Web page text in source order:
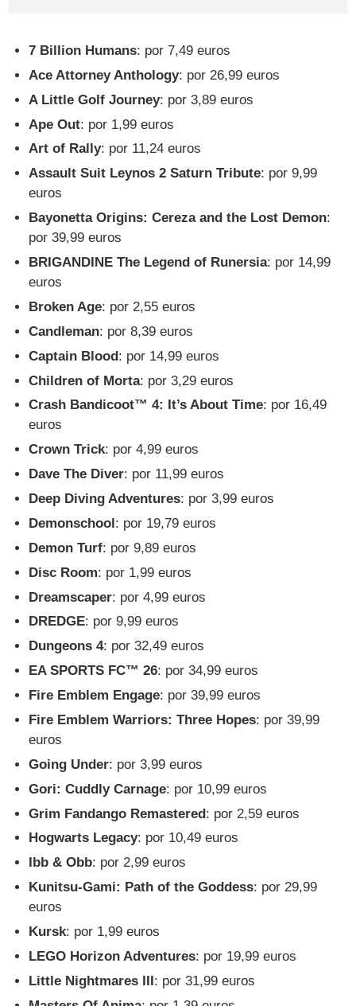
7 Billion Humans: por 7,49 euros
Ace Attorney Anthology: por 26,99 euros
A Little Golf Journey: por 3,89 euros
Ape Out: por 1,99 euros
Art of Rally: por 11,24 euros
Assault Suit Leynos 2 Saturn Tribute: por 9,99
euros
Bayonetta Origins: Cereza and the Lost Demon:
por 39,99 euros
BRIGANDINE The Legend of Runersia: por 14,99
euros
Broken Age: por 2,55 euros
Candleman: por 8,39 euros
Captain Blood: por 14,99 euros
Children of Morta: por 3,29 euros
Crash Bandicoot™ 4: It’s About Time: por 16,49
euros
Crown Trick: por 4,99 euros
Dave The Diver: por 11,99 euros
Deep Diving Adventures: por 3,99 euros
Demonschool: por 19,79 euros
Demon Turf: por 9,89 euros
Disc Room: por 1,99 euros
Dreamscaper: por 4,99 euros
DREDGE: por 9,99 euros
Dungeons 4: por 32,49 euros
EA SPORTS FC™ 26: por 34,99 euros
Fire Emblem Engage: por 39,99 euros
Fire Emblem Warriors: Three Hopes: por 39,99
euros
Going Under: por 3,99 euros
Gori: Cuddly Carnage: por 10,99 euros
Grim Fandango Remastered: por 2,59 euros
Hogwarts Legacy: por 10,49 euros
Ibb & Obb: por 2,99 euros
Kunitsu-Gami: Path of the Goddess: por 29,99
euros
Kursk: por 1,99 euros
LEGO Horizon Adventures: por 19,99 euros
Little Nightmares III: por 31,99 euros